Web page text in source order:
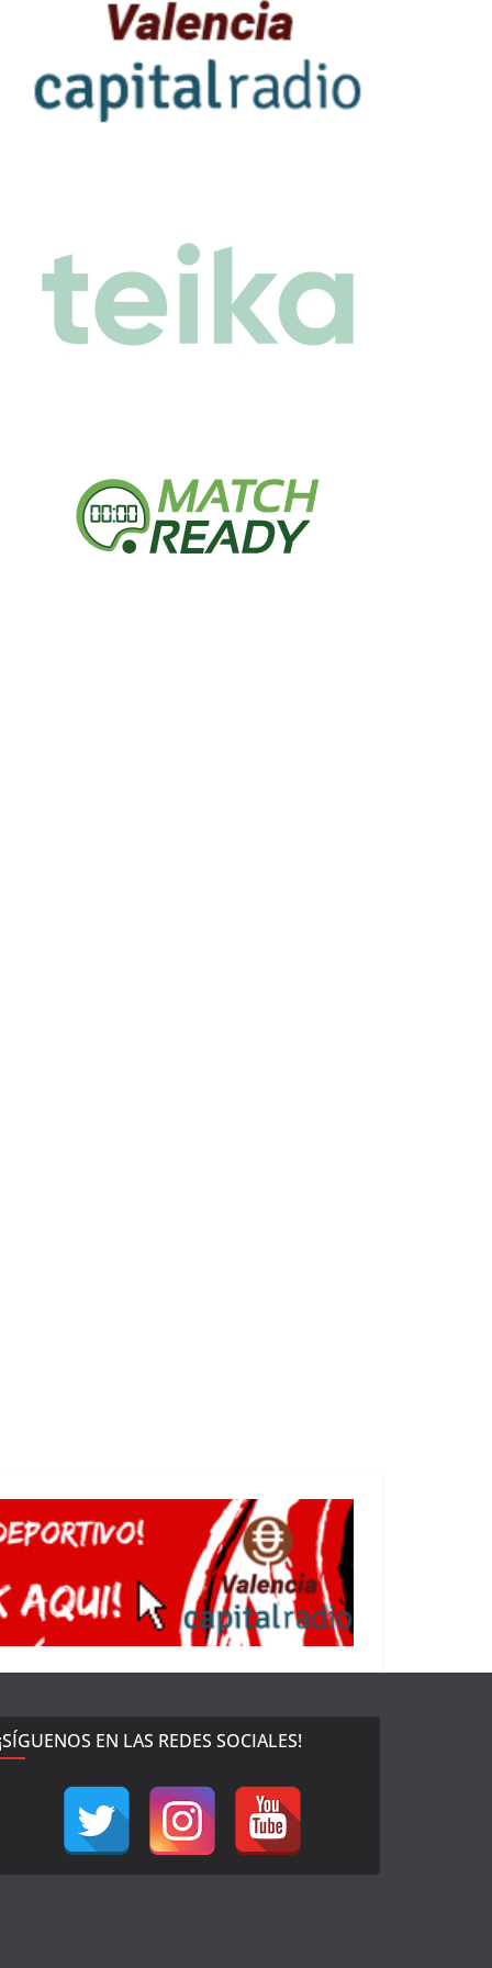
EN LAS REDES SOCIALES!